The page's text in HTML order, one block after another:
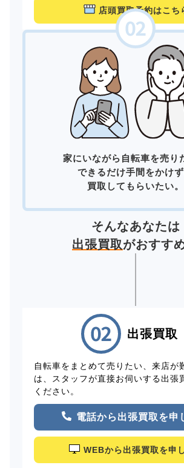
店頭買取予約はこち
家にいながら自転車を売り
できるだけ手間をかけ
買取してもらいたい。
そんなあなたは
出張買取がおすす
出張買取
自転車をまとめて売りたい、来店が
は、スタッフが直接お伺いする出張
ください。
電話から出張買取を申
WEBから出張買取を申